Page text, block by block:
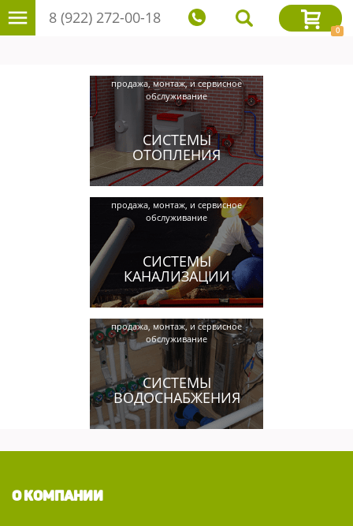
8 (922) 272-00-18
0
продажа, монтаж, и сервисное
обслуживание
СИСТЕМЫ
ОТОПЛЕНИЯ
продажа, монтаж, и сервисное
обслуживание
СИСТЕМЫ
КАНАЛИЗАЦИИ
продажа, монтаж, и сервисное
обслуживание
СИСТЕМЫ
ВОДОСНАБЖЕНИЯ
О КОМПАНИИ